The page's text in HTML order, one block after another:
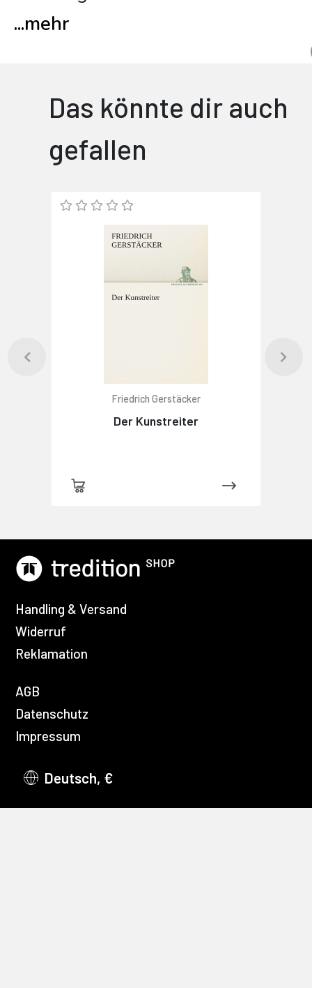
...mehr
Das könnte dir auch
gefallen
Friedrich Gerstäcker
Der Kunstreiter
Handling & Versand
Widerruf
Reklamation
AGB
Datenschutz
Impressum
Deutsch, €